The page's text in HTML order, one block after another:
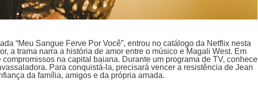
“Meu Sangue Ferve Por Você”, entrou no catálogo da Netflix nesta
a trama narra a história de amor entre o músico e Magali West. Em
na capital baiana. Durante um programa de TV, conhece
Para conquistá-la, precisará vencer a resistência de Jean
da família, amigos e da própria amada.